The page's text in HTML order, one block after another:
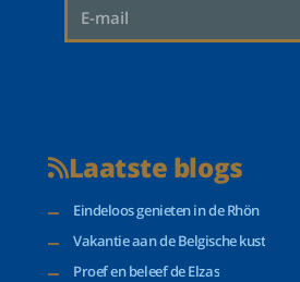
Laatste blogs
Eindeloos genieten in de Rhön
Vakantie aan de Belgische kust
Proef en beleef de Elzas